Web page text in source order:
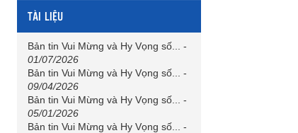
TÀI LIỆU
Bản tin Vui Mừng và Hy Vọng số...
-
01/07/2026
Bản tin Vui Mừng và Hy Vọng số...
-
09/04/2026
Bản tin Vui Mừng và Hy Vọng số...
-
05/01/2026
Bản tin Vui Mừng và Hy Vọng số...
-